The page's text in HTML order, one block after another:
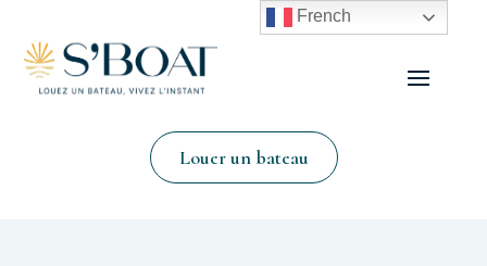
Louer un bateau
French